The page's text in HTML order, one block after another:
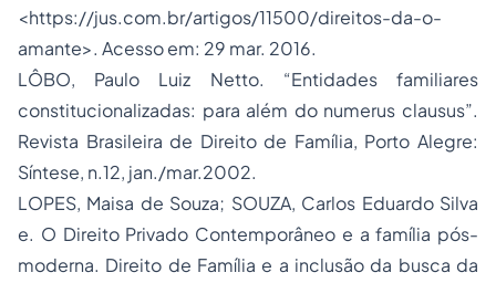
<https://jus.com.br/artigos/11500/direitos-da-o-
amante>. Acesso em: 29 mar. 2016.
LÔBO, Paulo Luiz Netto. “Entidades familiares
constitucionalizadas: para além do numerus clausus”.
Revista Brasileira de Direito de Família, Porto Alegre:
Síntese, n.12, jan./mar.2002.
LOPES, Maisa de Souza; SOUZA, Carlos Eduardo Silva
e. O Direito Privado Contemporâneo e a família pós-
moderna. Direito de Família e a inclusão da busca da